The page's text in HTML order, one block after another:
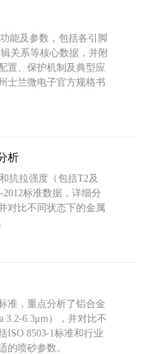
能及参数，包括各引脚
关系等核心数据，并附
置、保护机制及典型应
士兰微电子官方规格书
析
抗拉强度（包括T2及
标准数据，详细分
对比不同状态下的金属
准，重点分析了铝合金
3.2-6.3μm），并对比不
ISO 8503-1标准和行业
的喷砂参数。